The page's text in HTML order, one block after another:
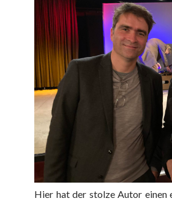
Hier hat der stolze Autor einen